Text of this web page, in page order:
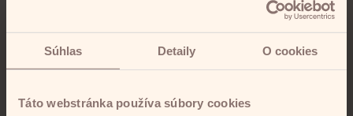
Súhlas Detaily O cookies
Táto webstránka používa súbory cookies